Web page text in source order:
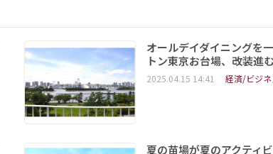
オールデイダイニングを
トン東京お台場、改装進
2025.04.15 14:41 経済/ビジネ
夏の苗場が夏のアクティ